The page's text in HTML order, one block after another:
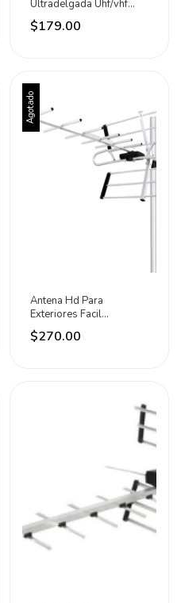
Ultradelgada Uhf/vhf
470-862mhz Aksi
$179.00
Agotado
Antena Hd Para
Exteriores Facil
Instalación Marca Aksi
$270.00